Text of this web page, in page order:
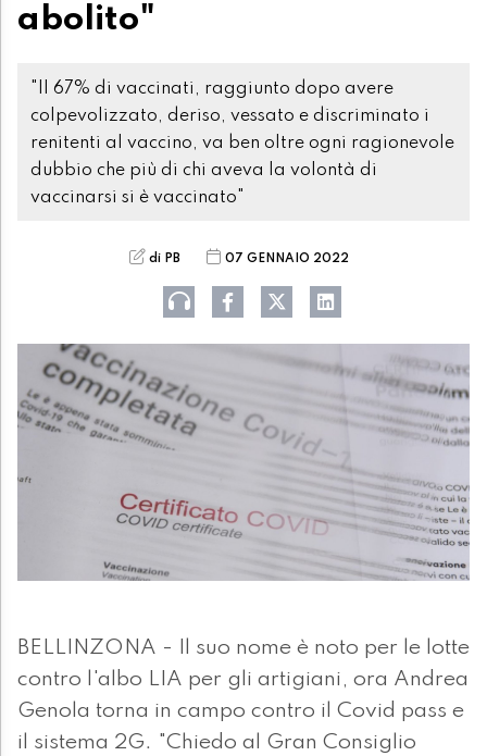
abolito"
"Il 67% di vaccinati, raggiunto dopo avere
colpevolizzato, deriso, vessato e discriminato i
renitenti al vaccino, va ben oltre ogni ragionevole
dubbio che più di chi aveva la volontà di
vaccinarsi si è vaccinato"
di PB 07 GENNAIO 2022
BELLINZONA - Il suo nome è noto per le lotte
contro l'albo LIA per gli artigiani, ora Andrea
Genola torna in campo contro il Covid pass e
il sistema 2G. "Chiedo al Gran Consiglio